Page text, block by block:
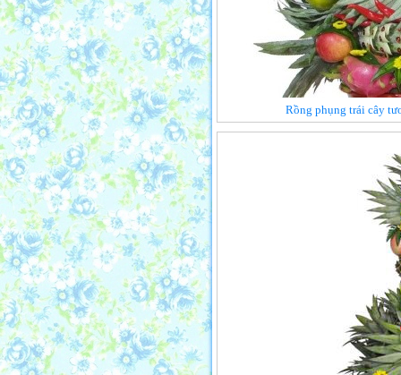
Rồng phụng trái cây